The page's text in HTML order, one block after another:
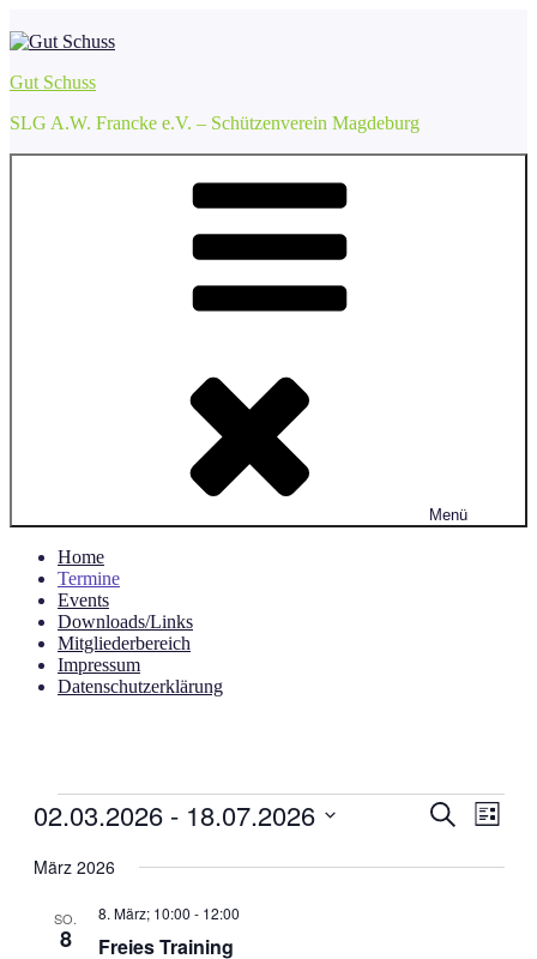
Inhalt
Gut Schuss
SLG A.W. Francke e.V. – Schützenverein Magdeburg
Menü
Home
Termine
Events
Downloads/Links
Mitgliederbereich
Impressum
Datenschutzerklärung
Veranstaltungen
und
Suche
Liste
02.03.2026 - 18.07.2026
wählen.
März 2026
SO.
8 Freies Training
8. März; 10:00 - 12:00